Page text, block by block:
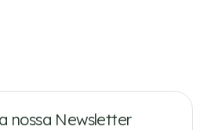
nossa Newsletter